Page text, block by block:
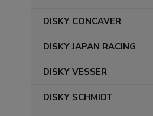
DISKY CONCAVER
DISKY JAPAN RACING
DISKY VESSER
DISKY SCHMIDT